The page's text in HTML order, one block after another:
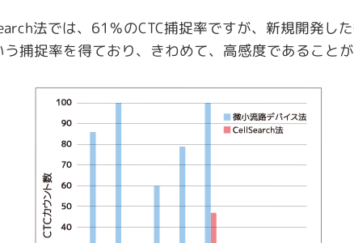
法では、61％のCTC捕捉率ですが、新規開発し
捕捉率を得ており、きわめて、高感度であることが